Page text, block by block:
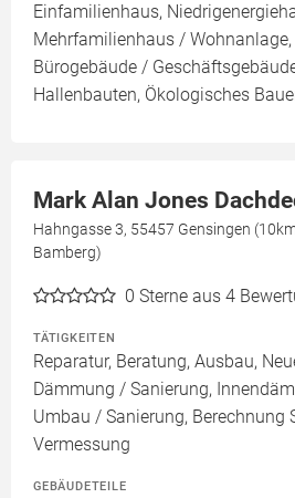
Einfamilienhaus,
Mehrfamilienhaus /
Bürogebäude /
Hallenbauten, Ökologisches
Mark Alan Jones
Hahngasse 3, 55457 Gensingen
Bamberg)
0 Sterne aus 4
TÄTIGKEITEN
Reparatur, Beratung, Ausbau,
Dämmung / Sanierung,
Umbau / Sanierung, Berechnung
Vermessung
GEBÄUDETEILE